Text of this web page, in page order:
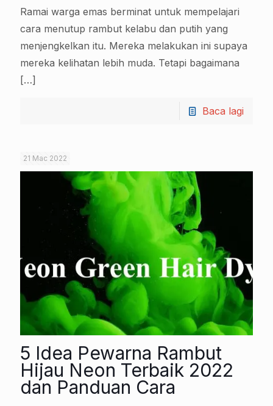
Ramai warga emas berminat untuk mempelajari
cara menutup rambut kelabu dan putih yang
menjengkelkan itu. Mereka melakukan ini supaya
mereka kelihatan lebih muda. Tetapi bagaimana
[…]
Baca lagi
21 Mac 2022
5 Idea Pewarna Rambut
Hijau Neon Terbaik 2022
dan Panduan Cara